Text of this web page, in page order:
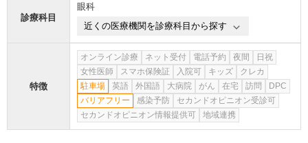
診療科目
眼科
近くの医療機関を診療科目から探す
特徴
オンライン診療 ネット受付 電話予約 夜間
日祝
女性医師
スマホ保険証 入院可 キッズ
クレカ
駐車場
英語 外国語 大病院 がん 在宅 訪問
DPC
バリアフリー
感染予防
セカンドオピニオン受診可
セカンドオピニオン情報提供可
地域連携